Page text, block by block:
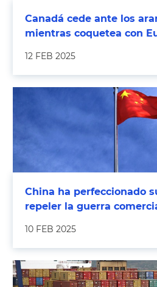
Canadá cede ante los
mientras coquetea con
12 FEB 2025
China ha perfeccionado
repeler la guerra
10 FEB 2025